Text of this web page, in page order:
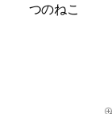
つのねこ